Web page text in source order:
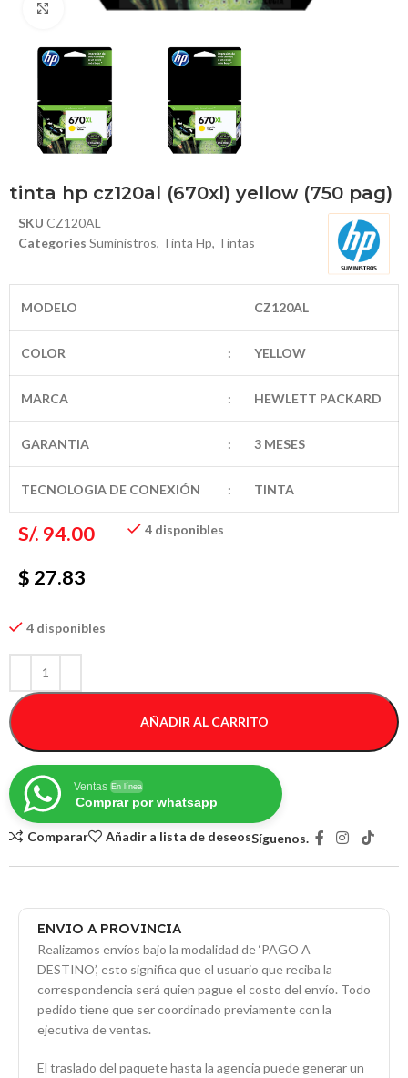
Haga Click para agrandar
tinta hp cz120al (670xl) yellow (750 pag)
SKU CZ120AL
Categories Suministros, Tinta Hp, Tintas
MODELO CZ120AL
COLOR : YELLOW
MARCA : HEWLETT PACKARD
GARANTIA : 3 MESES
TECNOLOGIA DE CONEXIÓN : TINTA
S/. 94.00
$ 27.83
4 disponibles
4 disponibles
AÑADIR AL CARRITO
Ventas En línea
Comprar por whatsapp
Comparar Añadir a lista de deseosSíguenos.
ENVIO A PROVINCIA
Realizamos envíos bajo la modalidad de ‘PAGO A
DESTINO’, esto significa que el usuario que reciba la
correspondencia será quien pague el costo del envío. Todo
pedido tiene que ser coordinado previamente con la
ejecutiva de ventas.
El traslado del paquete hasta la agencia puede generar un